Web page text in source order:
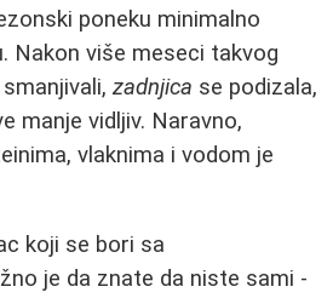
poneku minimalno
Nakon više meseci takvog
zadnjica se podizala,
manje vidljiv. Naravno,
vlaknima i vodom je
koji se bori sa
je da znate da niste sami -